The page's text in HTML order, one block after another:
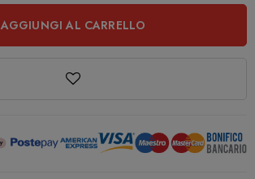
AGGIUNGI AL CARRELLO